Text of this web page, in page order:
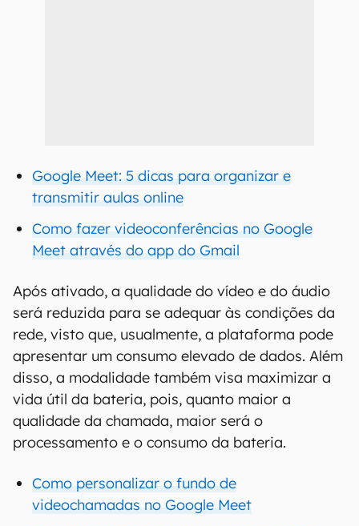
Google Meet: 5 dicas para organizar e
transmitir aulas online
Como fazer videoconferências no Google
Meet através do app do Gmail
Após ativado, a qualidade do vídeo e do áudio
será reduzida para se adequar às condições da
rede, visto que, usualmente, a plataforma pode
apresentar um consumo elevado de dados. Além
disso, a modalidade também visa maximizar a
vida útil da bateria, pois, quanto maior a
qualidade da chamada, maior será o
processamento e o consumo da bateria.
Como personalizar o fundo de
videochamadas no Google Meet